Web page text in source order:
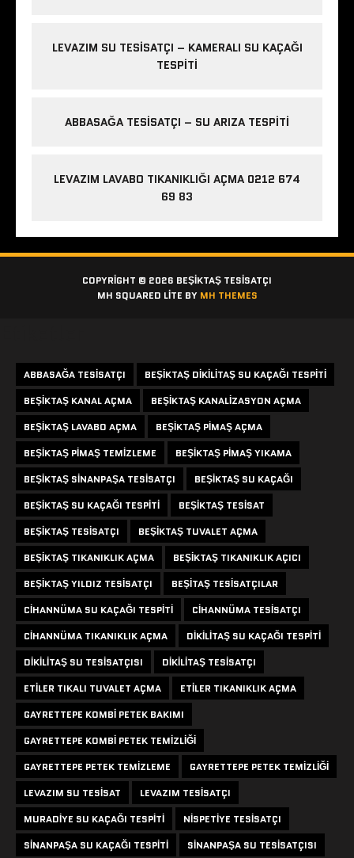
LEVAZIM SU TESISATÇI – KAMERALI SU KAÇAĞI
TESPITI
ABBASAĞA TESISATÇI – SU ARIZA TESPITI
LEVAZIM LAVABO TIKANIKLIĞI AÇMA 0212 674
69 83
COPYRIGHT © 2026 BEŞIKTAŞ TESISATÇI
MH SQUARED LITE BY MH THEMES
ABBASAĞA TESISATÇI
BEŞIKTAŞ DIKILITAŞ SU KAÇAĞI TESPITI
BEŞIKTAŞ KANAL AÇMA
BEŞIKTAŞ KANALIZASYON AÇMA
BEŞIKTAŞ LAVABO AÇMA
BEŞIKTAŞ PIMAŞ AÇMA
BEŞIKTAŞ PIMAŞ TEMIZLEME
BEŞIKTAŞ PIMAŞ YIKAMA
BEŞIKTAŞ SINANPAŞA TESISATÇI
BEŞIKTAŞ SU KAÇAĞI
BEŞIKTAŞ SU KAÇAĞI TESPITI
BEŞIKTAŞ TESISAT
BEŞIKTAŞ TESISATÇI
BEŞIKTAŞ TUVALET AÇMA
BEŞIKTAŞ TIKANIKLIK AÇMA
BEŞIKTAŞ TIKANIKLIK AÇICI
BEŞIKTAŞ YILDIZ TESISATÇI
BEŞITAŞ TESISATÇILAR
CIHANNÜMA SU KAÇAĞI TESPITI
CIHANNÜMA TESISATÇI
CIHANNÜMA TIKANIKLIK AÇMA
DIKILITAŞ SU KAÇAĞI TESPITI
DIKILITAŞ SU TESISATÇISI
DIKILITAŞ TESISATÇI
ETILER TIKALI TUVALET AÇMA
ETILER TIKANIKLIK AÇMA
GAYRETTEPE KOMBI PETEK BAKIMI
GAYRETTEPE KOMBI PETEK TEMIZLIĞI
GAYRETTEPE PETEK TEMIZLEME
GAYRETTEPE PETEK TEMIZLIĞI
LEVAZIM SU TESISAT
LEVAZIM TESISATÇI
MURADIYE SU KAÇAĞI TESPITI
NISPETIYE TESISATÇI
SINANPAŞA SU KAÇAĞI TESPITI
SINANPAŞA SU TESISATÇISI